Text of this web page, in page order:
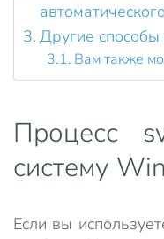
Другие способы
Вам также
Процесс
систему
Если вы